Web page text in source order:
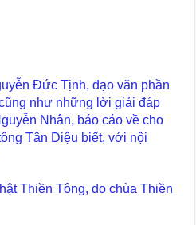
Đức Tịnh, đạo văn phần
như những lời giải đáp
Nhân, báo cáo về cho
Tân Diệu biết, với nội
Thiền Tông, do chùa Thiền